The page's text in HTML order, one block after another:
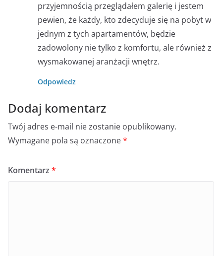
przyjemnością przeglądałem galerię i jestem
pewien, że każdy, kto zdecyduje się na pobyt w
jednym z tych apartamentów, będzie
zadowolony nie tylko z komfortu, ale również z
wysmakowanej aranżacji wnętrz.
Odpowiedz
Dodaj komentarz
Twój adres e-mail nie zostanie opublikowany.
Wymagane pola są oznaczone*
Komentarz *